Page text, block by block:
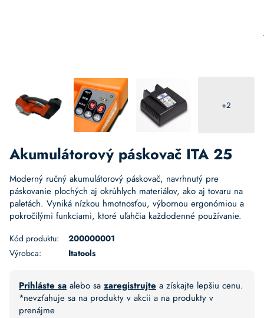
+2
Akumulátorový páskovač ITA 25
Moderný ručný akumulátorový páskovač, navrhnutý pre
páskovanie plochých aj okrúhlych materiálov, ako aj tovaru na
paletách. Vyniká nízkou hmotnosťou, výbornou ergonómiou a
pokročilými funkciami, ktoré uľahčia každodenné používanie.
Kód produktu:
200000001
Výrobca:
Itatools
Prihláste sa alebo sa zaregistrujte a získajte lepšiu cenu.
*nevzťahuje sa na produkty v akcii a na produkty v
prenájme